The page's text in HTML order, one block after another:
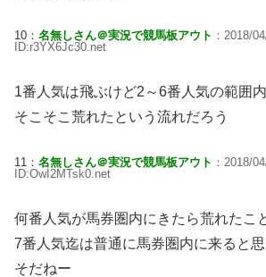
10： 名無しさん＠実況で競馬板アウト ：2018/
ID:r3YX6Jc30.net
1番人気は飛ぶけど2～6番人気の範囲
そこそこ荒れたという流れだろう
11： 名無しさん＠実況で競馬板アウト ：2018/
ID:OwI2MTsk0.net
何番人気が馬券圏内にきたら荒れたこ
7番人気迄は普通に馬券圏内に来ると思
そだねー